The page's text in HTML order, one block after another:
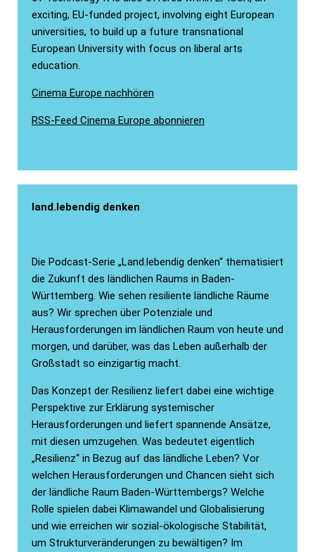
exciting, EU-funded project, involving eight European
universities, to build up a future transnational
European University with focus on liberal arts
education.
Cinema Europe nachhören
RSS-Feed Cinema Europe abonnieren
land.lebendig denken
Die Podcast-Serie „Land.lebendig denken“ thematisiert
die Zukunft des ländlichen Raums in Baden-
Württemberg. Wie sehen resiliente ländliche Räume
aus? Wir sprechen über Potenziale und
Herausforderungen im ländlichen Raum von heute und
morgen, und darüber, was das Leben außerhalb der
Großstadt so einzigartig macht.
Das Konzept der Resilienz liefert dabei eine wichtige
Perspektive zur Erklärung systemischer
Herausforderungen und liefert spannende Ansätze,
mit diesen umzugehen. Was bedeutet eigentlich
„Resilienz“ in Bezug auf das ländliche Leben? Vor
welchen Herausforderungen und Chancen sieht sich
der ländliche Raum Baden-Württembergs? Welche
Rolle spielen dabei Klimawandel und Globalisierung
und wie erreichen wir sozial-ökologische Stabilität,
um Strukturveränderungen zu bewältigen? Im